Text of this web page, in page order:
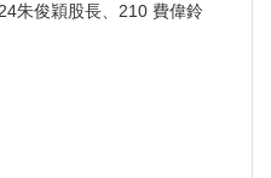
朱俊穎股長、210 費偉鈴